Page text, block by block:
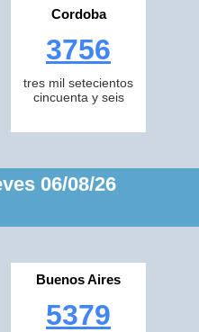
Cordoba
3756
tres mil setecientos
cincuenta y seis
06/08/26
Buenos Aires
5379